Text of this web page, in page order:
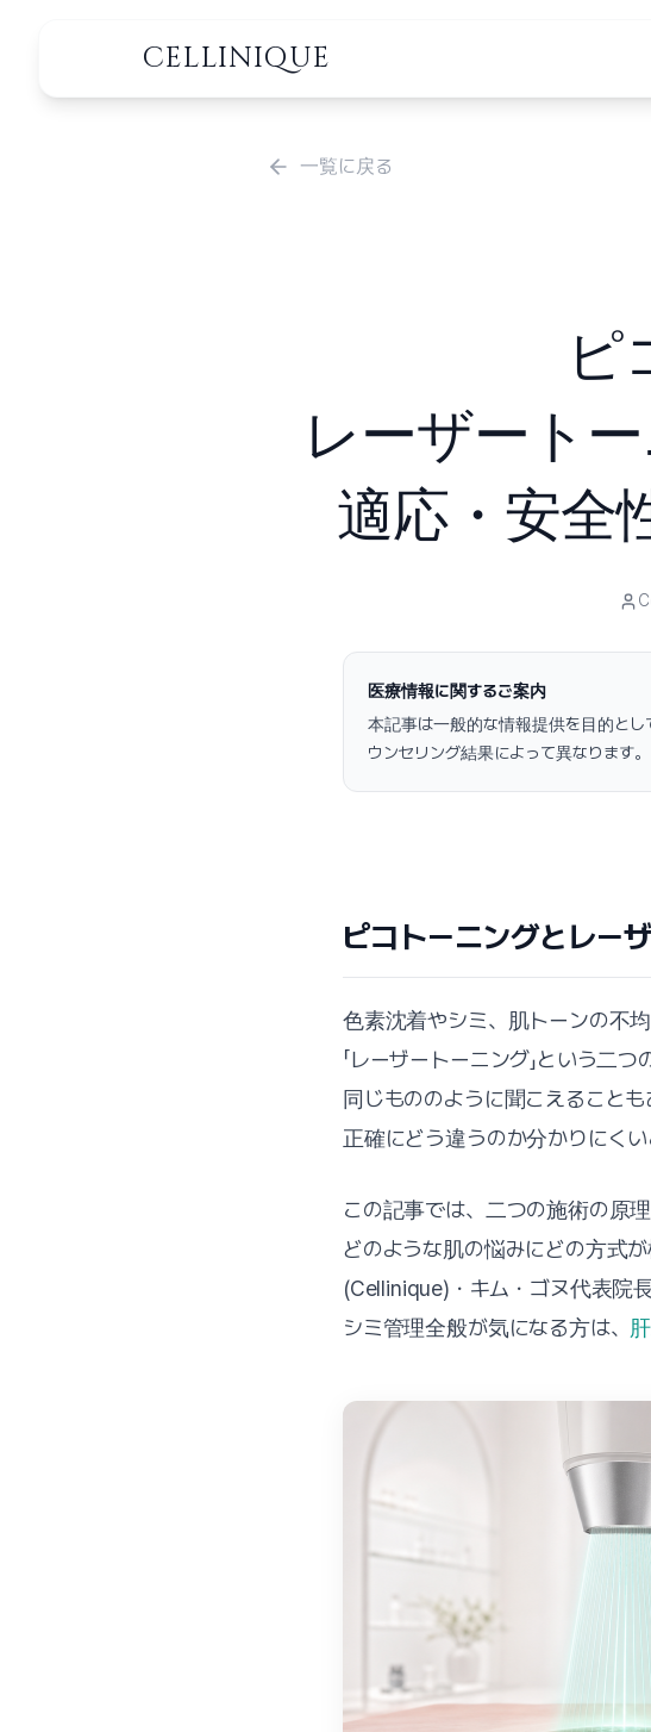
CELLINIQUE
一覧に戻る
ピ
レーザート
適応・安全
医療情報に関するご案内
本記事は一般的な情報提供を目的とし
ウンセリング結果によって異なります。
ピコトーニングとレー
色素沈着やシミ、肌トーンの不均
「レーザートーニング」という二
同じもののように聞こえること
正確にどう違うのか分かりにくい
この記事では、二つの施術の原理
どのような肌の悩みにどの方式
(Cellinique)・キム・ゴヌ代表院
シミ管理全般が気になる方は、